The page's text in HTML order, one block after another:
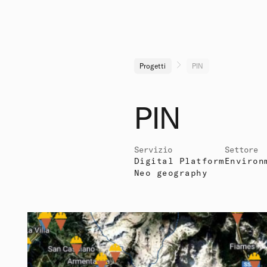
Progetti PIN
PIN
Servizio
Digital Platform
Neo geography
Settore